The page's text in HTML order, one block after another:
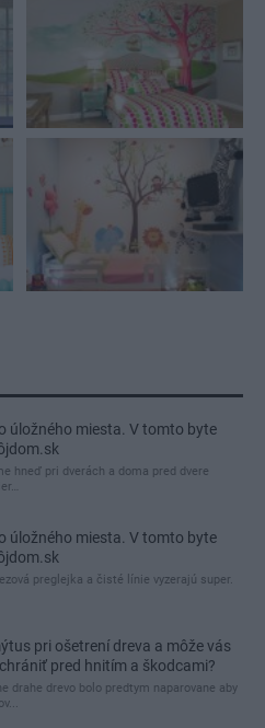
úložného miesta. V tomto byte
hneď pri dverách a doma pred dvere
úložného miesta. V tomto byte
preglejka a čisté línie vyzerajú super.
pri ošetrení dreva a môže vás
pred hnitím a škodcami?
drahe drevo bolo predtym naparovane aby